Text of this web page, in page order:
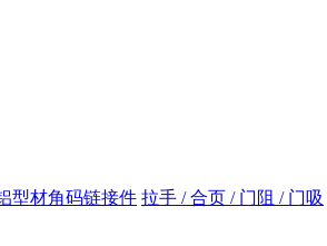
型材角码链接件 拉手 / 合页 / 门阻 / 门吸